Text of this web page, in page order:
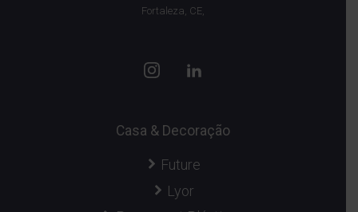
Fortaleza, CE,
Casa & Decoração
Future
Lyor